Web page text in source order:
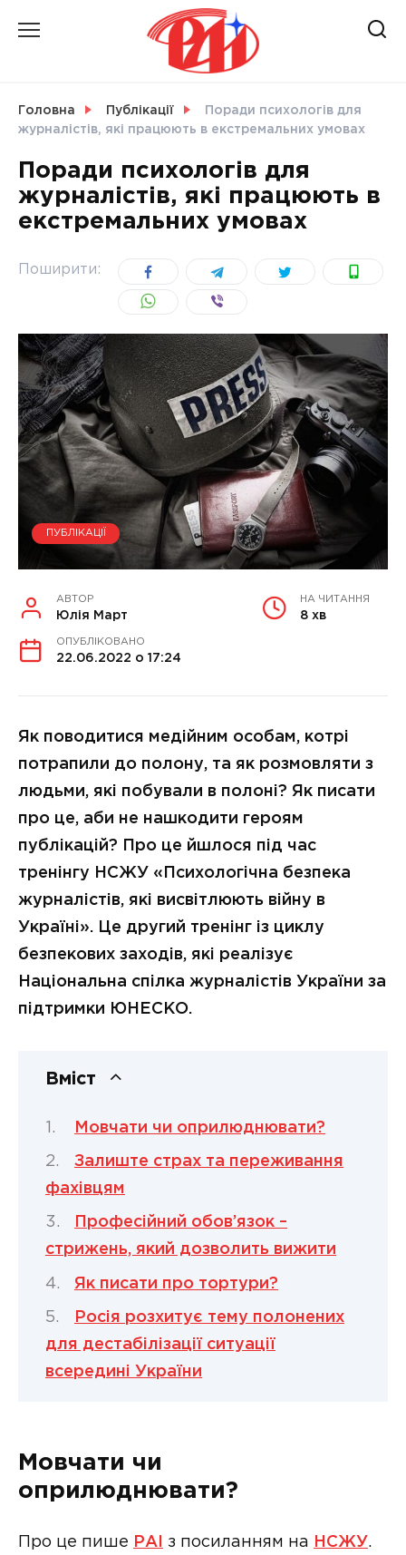
Головна Публікації
Поради психологів для
журналістів, які працюють в екстремальних умовах
Поради психологів для
журналістів, які працюють в
екстремальних умовах
Поширити:
ПУБЛІКАЦІЇ
АВТОР
Юлія Март
НА ЧИТАННЯ
8 хв
ОПУБЛІКОВАНО
22.06.2022 о 17:24
Як поводитися медійним особам, котрі
потрапили до полону, та як розмовляти з
людьми, які побували в полоні? Як писати
про це, аби не нашкодити героям
публікацій? Про це йшлося під час
тренінгу НСЖУ «Психологічна безпека
журналістів, які висвітлюють війну в
Україні». Це другий тренінг із циклу
безпекових заходів, які реалізує
Національна спілка журналістів України за
підтримки ЮНЕСКО.
Вміст
Мовчати чи оприлюднювати?
Залиште страх та переживання
фахівцям
Професійний обов’язок –
стрижень, який дозволить вижити
Як писати про тортури?
Росія розхитує тему полонених
для дестабілізації ситуації
всередині України
Мовчати чи
оприлюднювати?
Про це пише РАІ з посиланням на НСЖУ.